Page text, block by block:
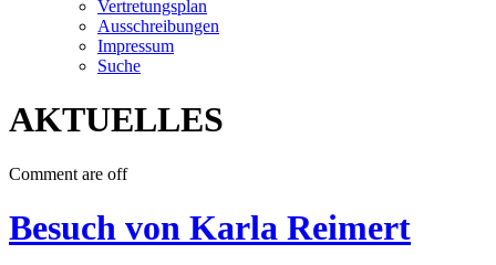
Vertretungsplan
Ausschreibungen
Impressum
Suche
AKTUELLES
Comment are off
Besuch von Karla Reimert